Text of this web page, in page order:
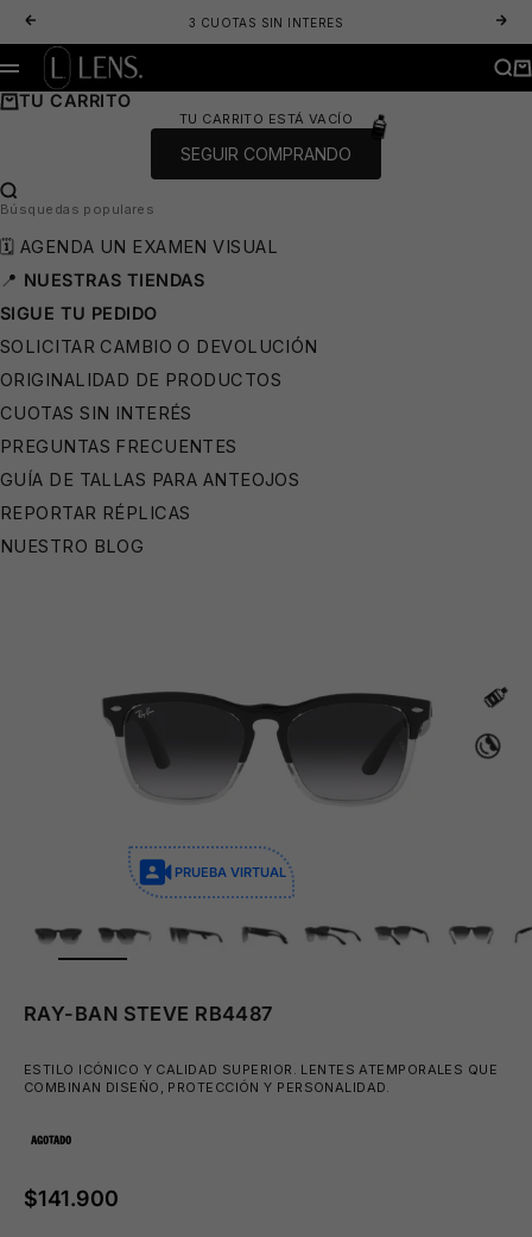
ANTERIOR
3 CUOTAS SIN INTERES
LENS. OPTICA ONLINE - LENTES DE SOL Y ANTEOJOS ÓPTICOS
MENÚ
TU CARRITO
TU CARRITO ESTÁ VACÍO
SEGUIR COMPRANDO
BUSCAR…
Búsquedas populares
🗓️ AGENDA UN EXAMEN VISUAL
📍 NUESTRAS TIENDAS
SIGUE TU PEDIDO
SOLICITAR CAMBIO O DEVOLUCIÓN
ORIGINALIDAD DE PRODUCTOS
CUOTAS SIN INTERÉS
PREGUNTAS FRECUENTES
GUÍA DE TALLAS PARA ANTEOJOS
REPORTAR RÉPLICAS
NUESTRO BLOG
PRUEBA VIRTUAL
ZOOM
RAY-BAN STEVE RB4487
ESTILO ICÓNICO Y CALIDAD SUPERIOR. LENTES ATEMPORALES QUE
COMBINAN DISEÑO, PROTECCIÓN Y PERSONALIDAD.
AGOTADO
$141.900